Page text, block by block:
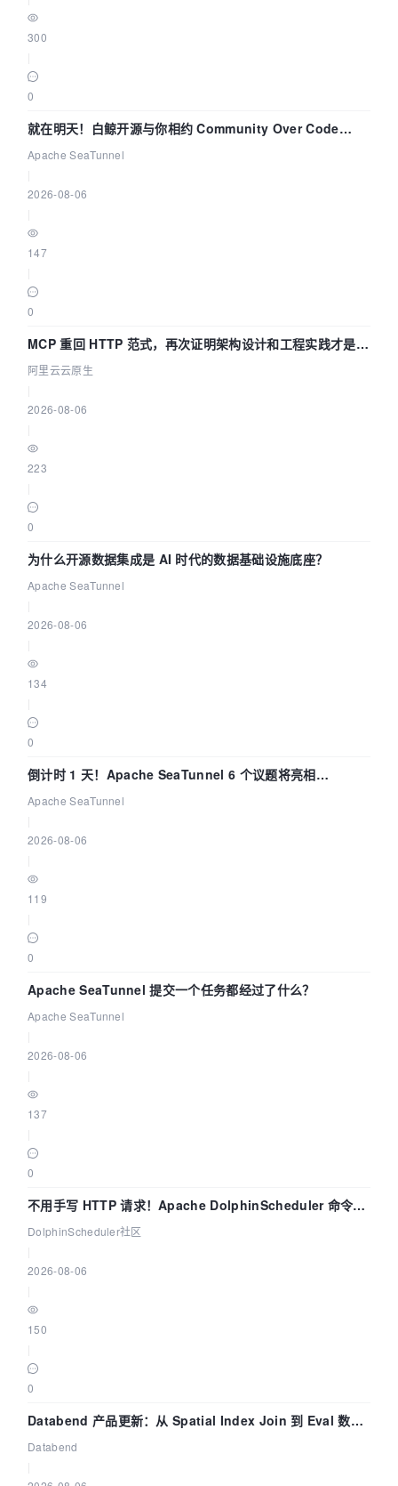
300
0
就在明天！白鲸开源与你相约 Community Over Code
Asia 2026 主题演讲！
Apache SeaTunnel
2026-08-06
147
0
MCP 重回 HTTP 范式，再次证明架构设计和工程实践才是稀
缺资源
阿里云云原生
2026-08-06
223
0
为什么开源数据集成是 AI 时代的数据基础设施底座？
Apache SeaTunnel
2026-08-06
134
0
倒计时 1 天！Apache SeaTunnel 6 个议题将亮相
Community Over Code Asia 2026
Apache SeaTunnel
2026-08-06
119
0
Apache SeaTunnel 提交一个任务都经过了什么？
Apache SeaTunnel
2026-08-06
137
0
不用手写 HTTP 请求！Apache DolphinScheduler 命令行
dsctl 两分钟上手
DolphinScheduler社区
2026-08-06
150
0
Databend 产品更新：从 Spatial Index Join 到 Eval 数据
管道
Databend